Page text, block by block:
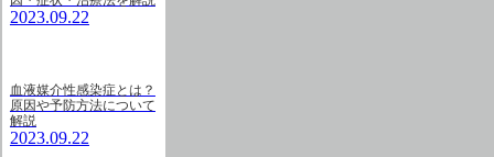
2023.09.22
血液媒介性感染症とは？
原因や予防方法について
解説
2023.09.22